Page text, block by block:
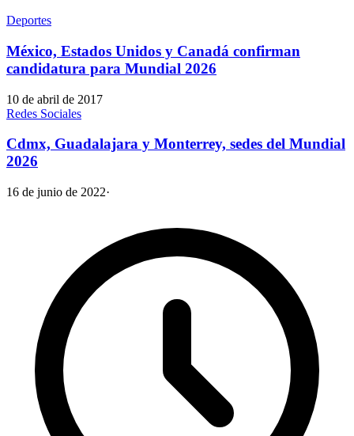
Deportes
México, Estados Unidos y Canadá confirman
candidatura para Mundial 2026
10 de abril de 2017
Redes Sociales
Cdmx, Guadalajara y Monterrey, sedes del Mundial
2026
16 de junio de 2022·